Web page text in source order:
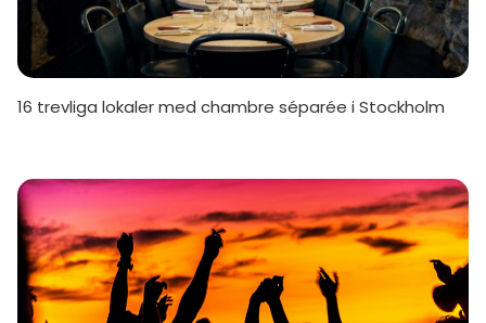
16 trevliga lokaler med chambre séparée i Stockholm